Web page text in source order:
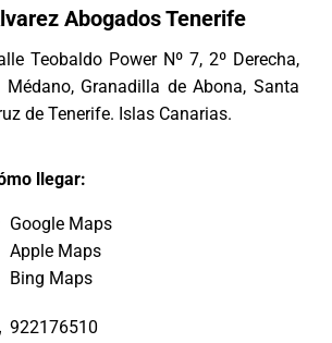
Abogados Tenerife
Teobaldo Power Nº 7, 2º Derecha,
Médano, Granadilla de Abona, Santa
de Tenerife. Islas Canarias.
llegar:
Google Maps
Apple Maps
Bing Maps
922176510